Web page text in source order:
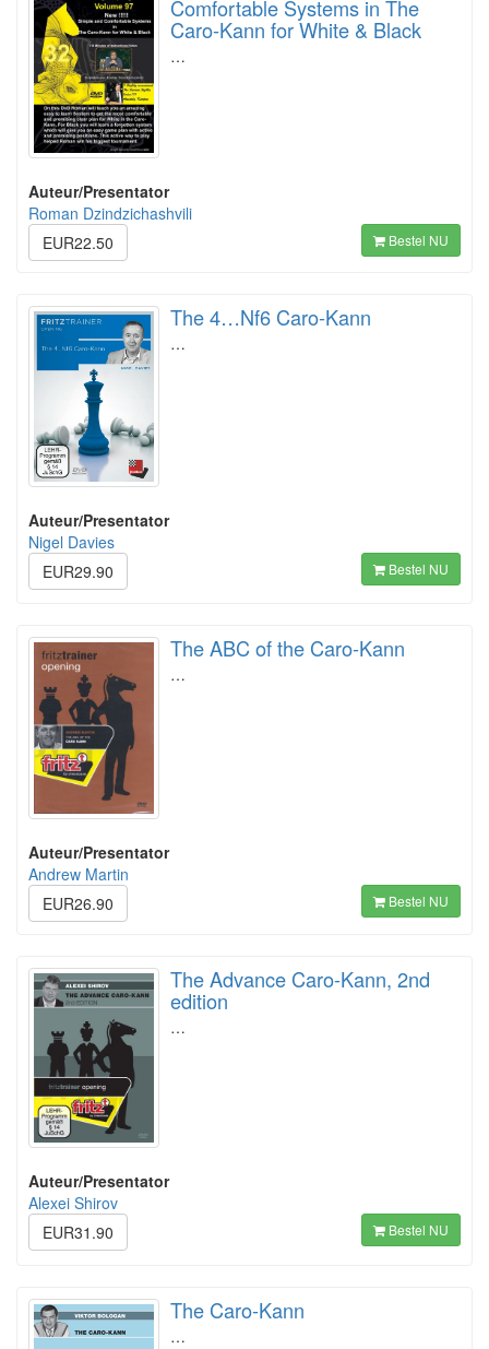
Comfortable Systems in The
Caro-Kann for White & Black
…
Auteur/Presentator
Roman Dzindzichashvili
EUR22.50
Bestel NU
The 4…Nf6 Caro-Kann
…
Auteur/Presentator
Nigel Davies
EUR29.90
Bestel NU
The ABC of the Caro-Kann
…
Auteur/Presentator
Andrew Martin
EUR26.90
Bestel NU
The Advance Caro-Kann, 2nd
edition
…
Auteur/Presentator
Alexei Shirov
EUR31.90
Bestel NU
The Caro-Kann
…